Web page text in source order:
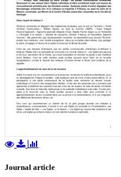
Journal article